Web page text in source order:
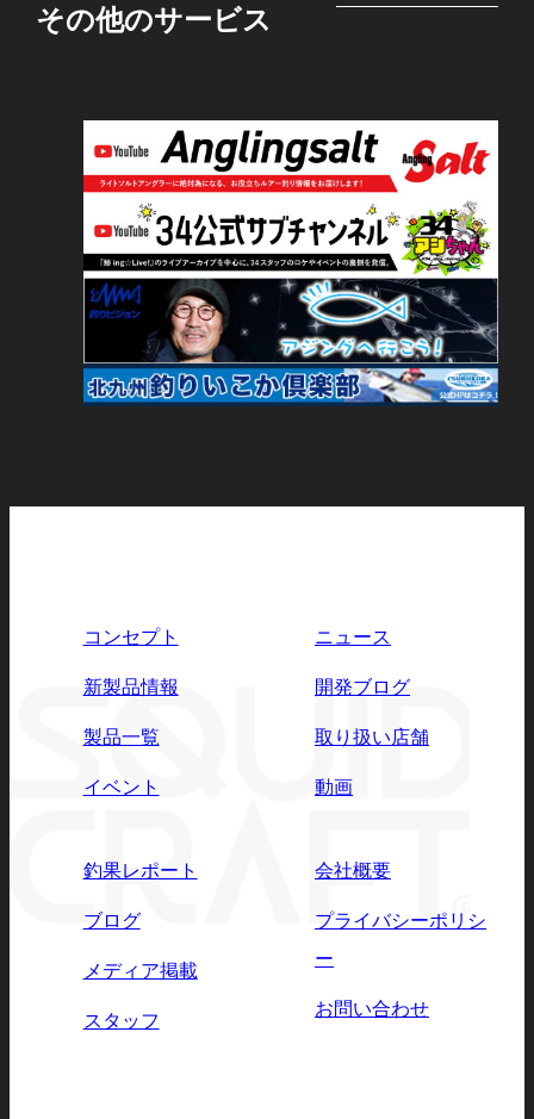
その他のサービス
コンセプト
新製品情報
製品一覧
イベント
ニュース
開発ブログ
取り扱い店舗
動画
釣果レポート
ブログ
メディア掲載
スタッフ
会社概要
プライバシーポリシ
ー
お問い合わせ